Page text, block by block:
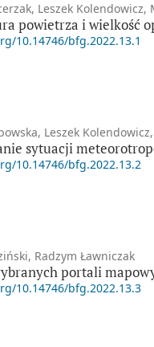
Leszek Kolendowicz,
powietrza i wielkość
10.14746/bfg.2022.13.1
Leszek
sytuacji
10.14746/bfg.2022.13.2
Radzym Ławniczak
portali
10.14746/bfg.2022.13.3